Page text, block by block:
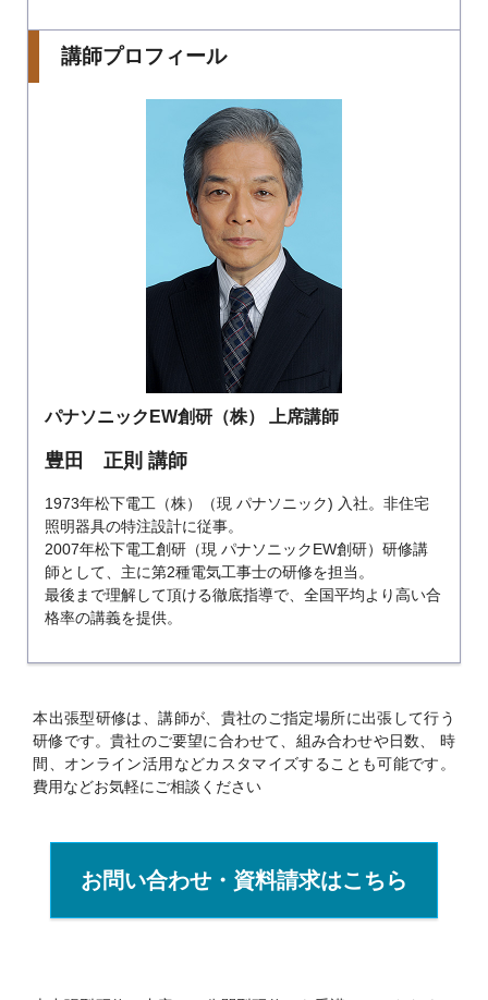
講師プロフィール
パナソニックEW創研（株） 上席講師
豊田 正則 講師
1973年松下電工（株）（現 パナソニック) 入社。非住宅
照明器具の特注設計に従事。
2007年松下電工創研（現 パナソニックEW創研）研修講
師として、主に第2種電気工事士の研修を担当。
最後まで理解して頂ける徹底指導で、全国平均より高い合
格率の講義を提供。
本出張型研修は、講師が、貴社のご指定場所に出張して行う
研修です。貴社のご要望に合わせて、組み合わせや日数、
時
間、オンライン活用などカスタマイズすることも可能です。
費用などお気軽にご相談ください
お問い合わせ・資料請求はこちら